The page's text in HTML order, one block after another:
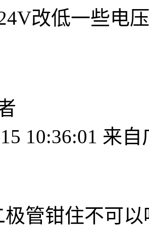
改低一些电
10:36:01 来自
极管钳住不可以